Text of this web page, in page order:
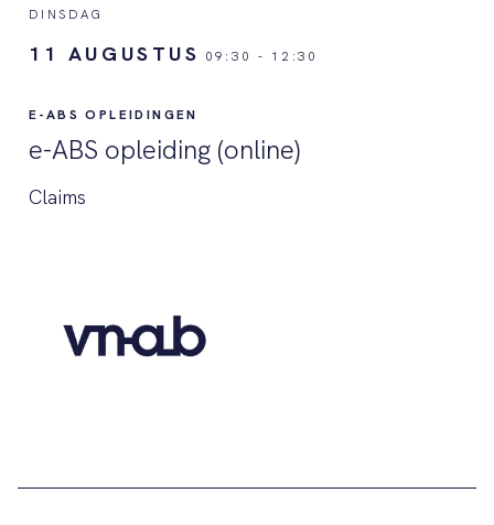
DINSDAG
11 AUGUSTUS 09:30 - 12:30
E-ABS OPLEIDINGEN
e-ABS opleiding (online)
Claims